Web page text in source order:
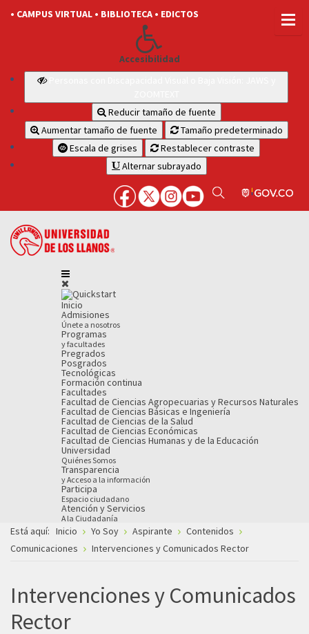
• CAMPUS VIRTUAL • BIBLIOTECA • EDICTOS
Accesibilidad
Reducir tamaño de fuente
Aumentar tamaño de fuente
Tamaño predeterminado
Escala de grises
Restablecer contraste
Alternar subrayado
Inicio
Admisiones
Únete a nosotros
Programas
y facultades
Pregrados
Posgrados
Tecnológicas
Formación continua
Facultades
Facultad de Ciencias Agropecuarias y Recursos Naturales
Facultad de Ciencias Básicas e Ingeniería
Facultad de Ciencias de la Salud
Facultad de Ciencias Económicas
Facultad de Ciencias Humanas y de la Educación
Universidad
Quiénes Somos
Transparencia
y Acceso a la información
Participa
Espacio ciudadano
Atención y Servicios
A la Ciudadanía
Está aquí: Inicio Yo Soy Aspirante
Contenidos
Comunicaciones
Intervenciones y Comunicados Rector
Intervenciones y Comunicados
Rector